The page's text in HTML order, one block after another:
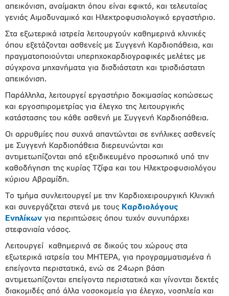
απεικόνιση, αναίμακτη όπου είναι εφικτό, και τελευταίας
γενιάς Αιµοδυναµικό και Ηλεκτροφυσιολογικό εργαστήριο.
Στα εξωτερικά ιατρεία λειτουργούν καθημερινά κλινικές
όπου εξετάζονται ασθενείς με Συγγενή Καρδιοπάθεια, και
πραγματοποιούνται υπερηχοκαρδιογραφικές μελέτες με
σύγχρονα μηχανήματα για δισδιάστατη και τρισδιάστατη
απεικόνιση.
Παράλληλα, λειτουργεί εργαστήριο δοκιμασίας κοπώσεως
και εργοσπιρομετρίας για έλεγχο της λειτουργικής
κατάστασης του κάθε ασθενή με Συγγενή Καρδιοπάθεια.
Οι αρρυθμίες που συχνά απαντώνται σε ενήλικες ασθενείς
με Συγγενή Καρδιοπάθεια διερευνώνται και
αντιμετωπίζονται από εξειδικευμένο προσωπικό υπό την
καθοδήγηση της κυρίας Τζίφα και του Ηλεκτροφυσιολόγου
κύριου Αβραμίδη.
Το τμήμα συνλειτουργεί με την Καρδιοχειρουργική Κλινική
και συνεργάζεται στενά με τους Καρδιολόγους
Ενηλίκων για περιπτώσεις όπου τυχόν συνυπάρχει
στεφανιαία νόσος.
Λειτουργεί καθημερινά σε δικούς του χώρους στα
εξωτερικά ιατρεία του ΜΗΤΕΡΑ, για προγραμματισμένα ή
επείγοντα περιστατικά, ενώ σε 24ωρη βάση
αντιμετωπίζονται επείγοντα περιστατικά και γίνονται δεκτές
διακομιδές από άλλα νοσοκομεία για έλεγχο, νοσηλεία και